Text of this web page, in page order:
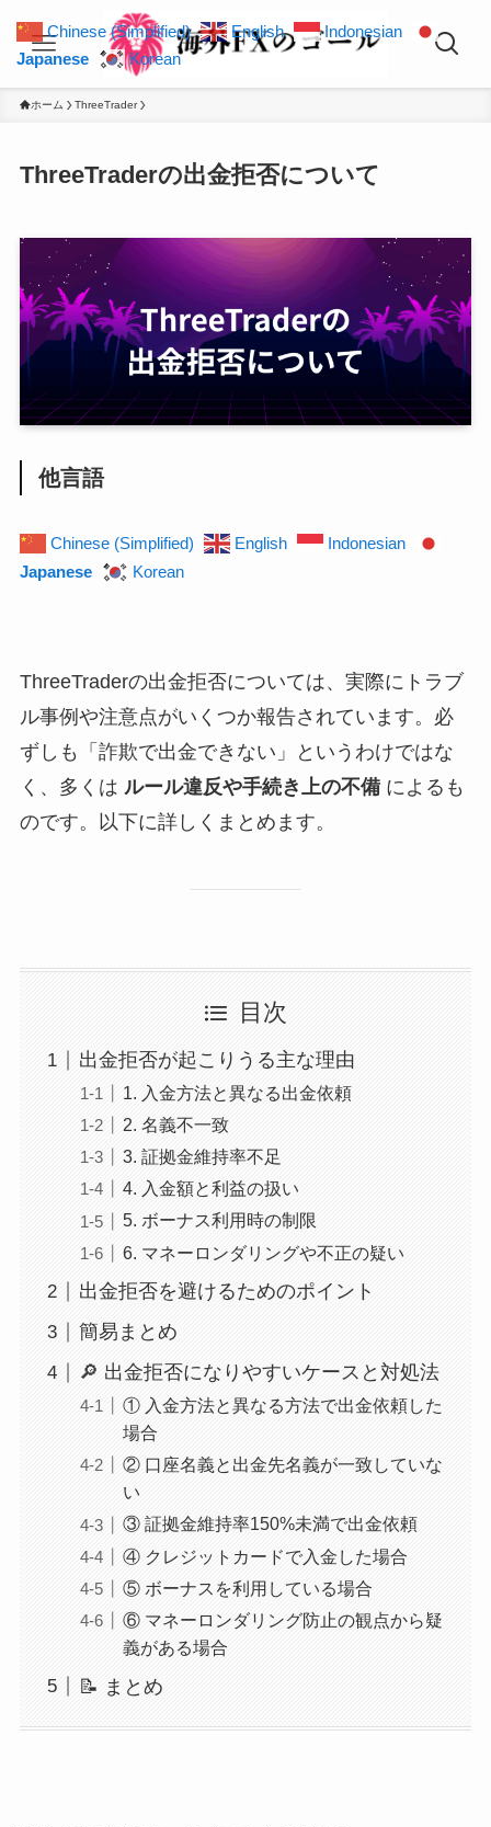
ホーム ThreeTrader
ThreeTraderの出金拒否について
他言語
Chinese (Simplified) English
Indonesian
Japanese
Korean
ThreeTraderの出金拒否については、実際にトラブ
ル事例や注意点がいくつか報告されています。必
ずしも「詐欺で出金できない」というわけではな
く、多くは ルール違反や手続き上の不備によるも
のです。以下に詳しくまとめます。
目次
出金拒否が起こりうる主な理由
1. 入金方法と異なる出金依頼
2. 名義不一致
3. 証拠金維持率不足
4. 入金額と利益の扱い
5. ボーナス利用時の制限
6. マネーロンダリングや不正の疑い
出金拒否を避けるためのポイント
簡易まとめ
🔎 出金拒否になりやすいケースと対処法
① 入金方法と異なる方法で出金依頼した
場合
② 口座名義と出金先名義が一致していな
い
③ 証拠金維持率150%未満で出金依頼
④ クレジットカードで入金した場合
⑤ ボーナスを利用している場合
⑥ マネーロンダリング防止の観点から疑
義がある場合
📝 まとめ
Chinese (Simplified) English
Indonesian
Japanese
Korean